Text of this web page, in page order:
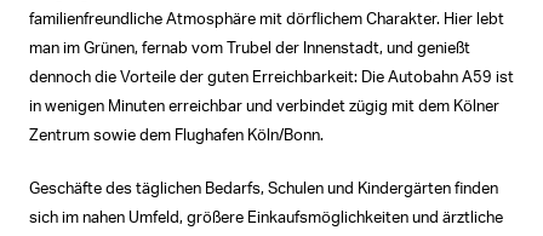
familienfreundliche Atmosphäre mit dörflichem Charakter. Hier lebt
man im Grünen, fernab vom Trubel der Innenstadt, und genießt
dennoch die Vorteile der guten Erreichbarkeit: Die Autobahn A59 ist
in wenigen Minuten erreichbar und verbindet zügig mit dem Kölner
Zentrum sowie dem Flughafen Köln/Bonn.
Geschäfte des täglichen Bedarfs, Schulen und Kindergärten finden
sich im nahen Umfeld, größere Einkaufsmöglichkeiten und ärztliche